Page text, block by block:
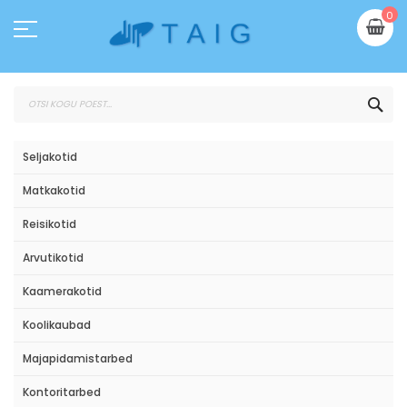
to
Content
0
Seljakotid
Matkakotid
Reisikotid
Arvutikotid
Kaamerakotid
Koolikaubad
Majapidamistarbed
Kontoritarbed